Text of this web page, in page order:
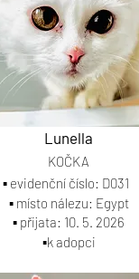
Lunella
▪️ evidenční číslo: D031
▪️ místo nálezu: Egypt
▪️ přijata: 10. 5. 2026
▪️k adopci
KOČKA